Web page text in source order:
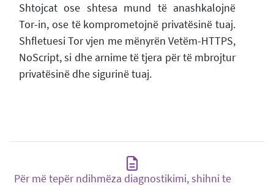
Shtojcat ose shtesa mund të anashkalojnë
Tor-in, ose të komprometojnë privatësinë tuaj.
Shfletuesi Tor vjen me mënyrën Vetëm-HTTPS,
NoScript, si dhe arnime të tjera për të mbrojtur
privatësinë dhe sigurinë tuaj.
Për më tepër ndihmëza diagnostikimi, shihni te